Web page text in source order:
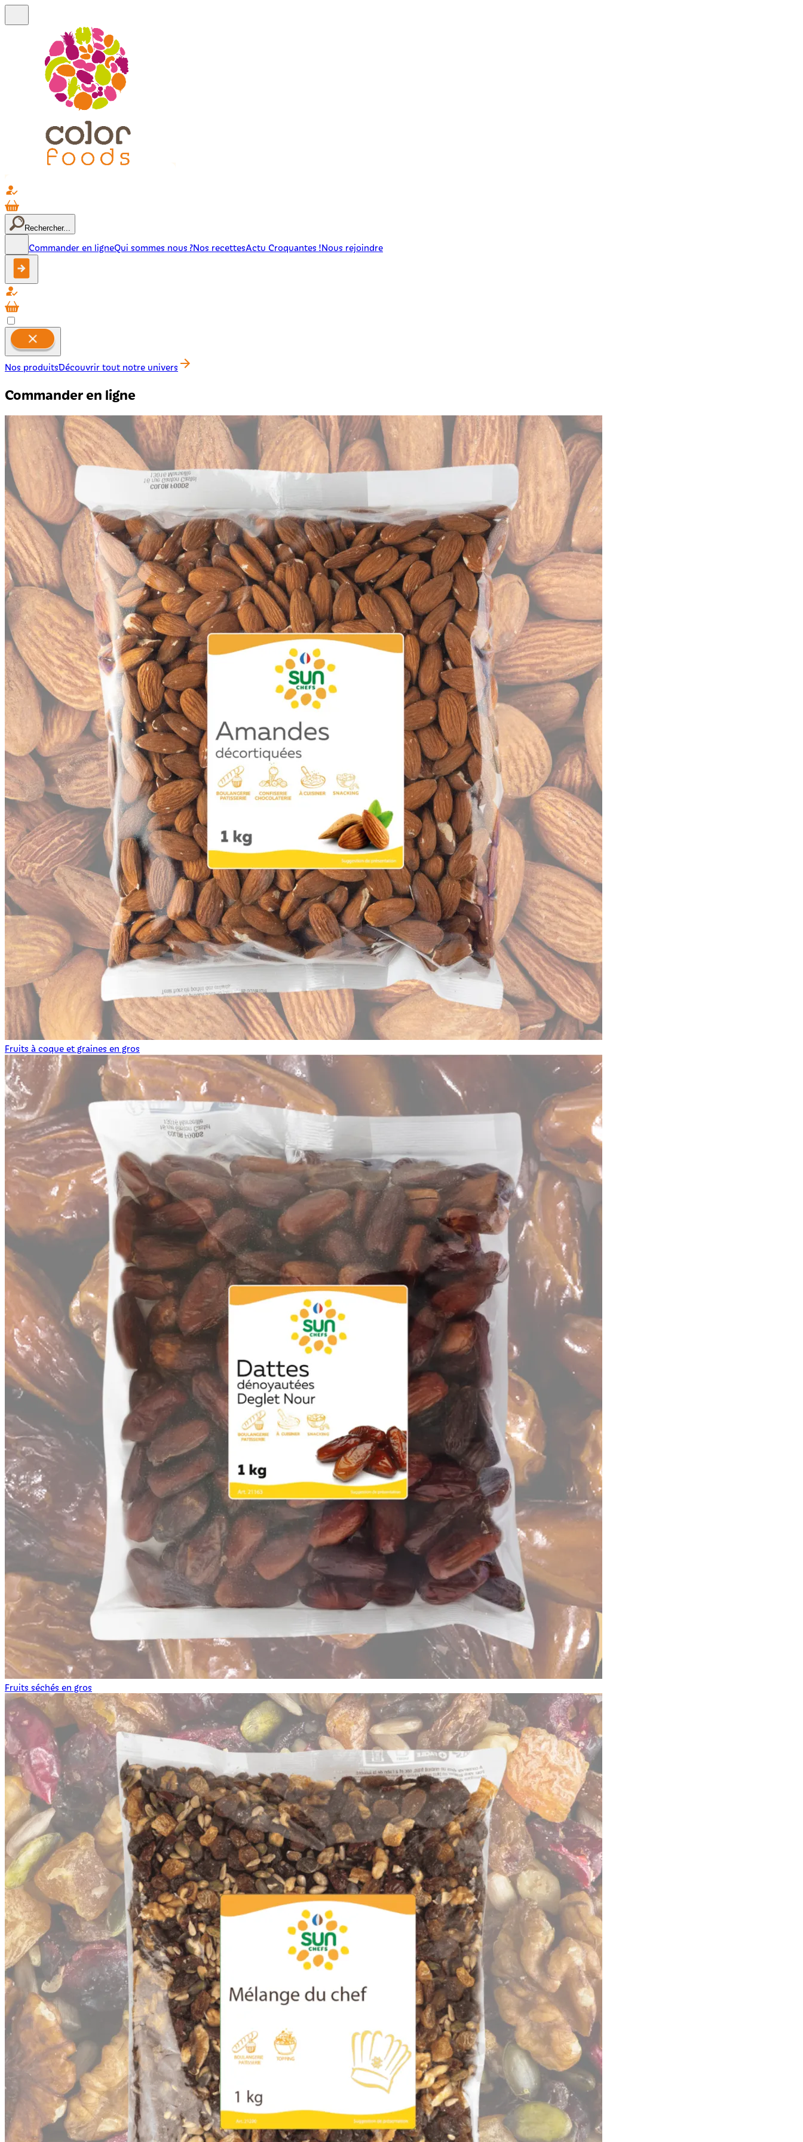
Rechercher...
Commander en ligneQui sommes nous ?Nos recettesActu Croquantes !Nous rejoindre
Nos produitsDécouvrir tout notre univers
Commander en ligne
Fruits à coque et graines en gros
Fruits séchés en gros